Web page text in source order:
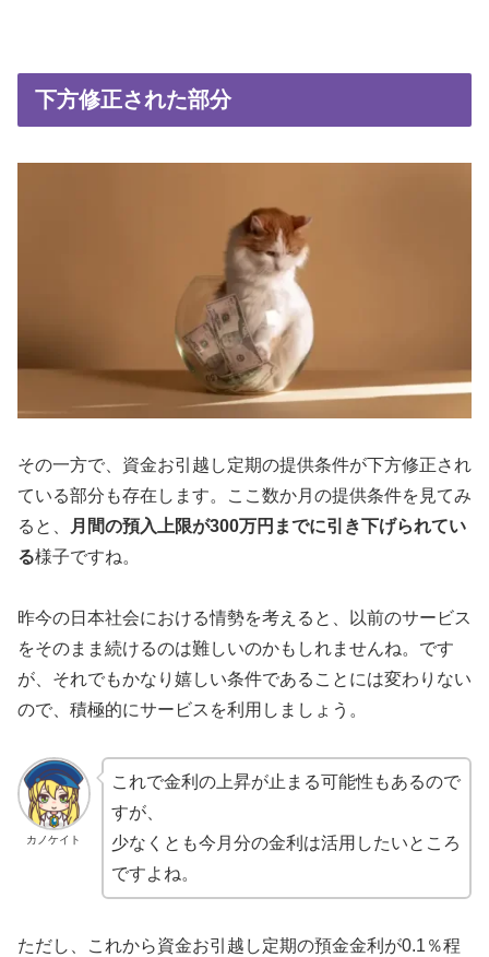
下方修正された部分
その一方で、資金お引越し定期の提供条件が下方修正され
ている部分も存在します。ここ数か月の提供条件を見てみ
ると、
月間の預入上限が300万円までに引き下げられてい
る様子ですね。
昨今の日本社会における情勢を考えると、以前のサービス
をそのまま続けるのは難しいのかもしれませんね。です
が、それでもかなり嬉しい条件であることには変わりない
ので、積極的にサービスを利用しましょう。
カノケイト
これで金利の上昇が止まる可能性もあるので
すが、
少なくとも今月分の金利は活用したいところ
ですよね。
ただし、これから資金お引越し定期の預金金利が0.1％程